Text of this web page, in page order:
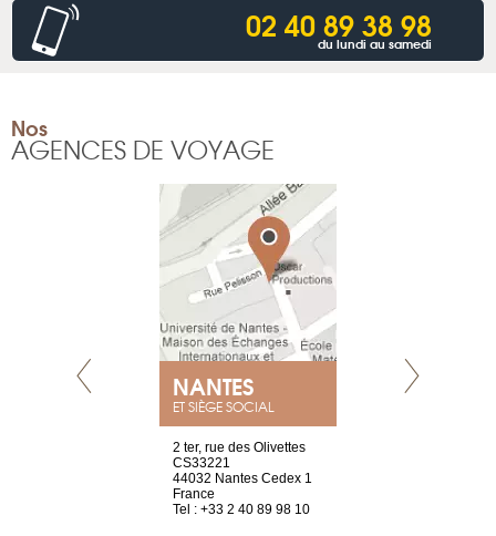
02 40 89 38 98
du lundi au samedi
Nos
AGENCES DE VOYAGE
NANTES
ET SIÈGE SOCIAL
2 ter, rue des Olivettes
CS33221
44032 Nantes Cedex 1
France
Tel : +33 2 40 89 98 10